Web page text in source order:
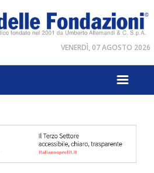
VENERDÌ, 07 AGOSTO 2026